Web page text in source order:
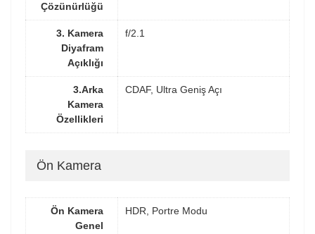
Çözünürlüğü
3. Kamera
Diyafram
Açıklığı
f/2.1
3.Arka
Kamera
Özellikleri
CDAF, Ultra Geniş Açı
Ön Kamera
Ön Kamera
Genel
HDR, Portre Modu